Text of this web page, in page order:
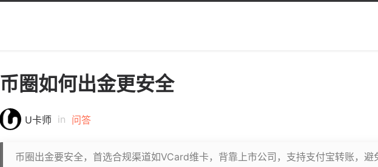
币圈如何出金更安全
U卡师 in 问答
币圈出金要安全，首选合规渠道如VCard维卡，背靠上市公司，支持支付宝转账，避